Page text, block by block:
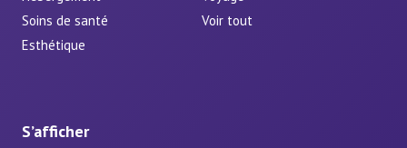
Soins de santé
Voir tout
Esthétique
S’afficher